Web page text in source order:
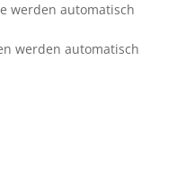
werden automatisch
werden automatisch